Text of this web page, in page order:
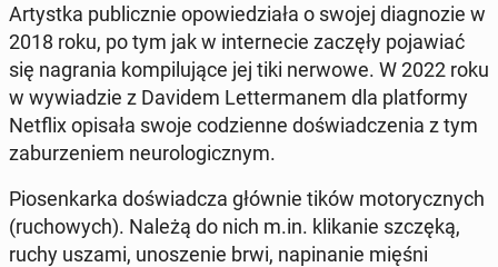
Ar­tyst­ka pu­blicz­nie opo­wie­dzia­ła o swojej dia­gno­zie w
2018 roku, po tym jak w in­ter­ne­cie zaczęły po­ja­wiać
się na­gra­nia kom­pi­lu­ją­ce jej tiki nerwowe. W 2022 roku
w wy­wia­dzie z Davidem Let­ter­ma­nem dla plat­for­my
Netflix opisała swoje co­dzien­ne do­świad­cze­nia z tym
za­bu­rze­niem neu­ro­lo­gicz­nym.
Pio­sen­kar­ka do­świad­cza głównie tików mo­to­rycz­nych
(ru­cho­wych). Należą do nich m.in. kli­ka­nie szczęką,
ruchy uszami, uno­sze­nie brwi, na­pi­na­nie mięśni